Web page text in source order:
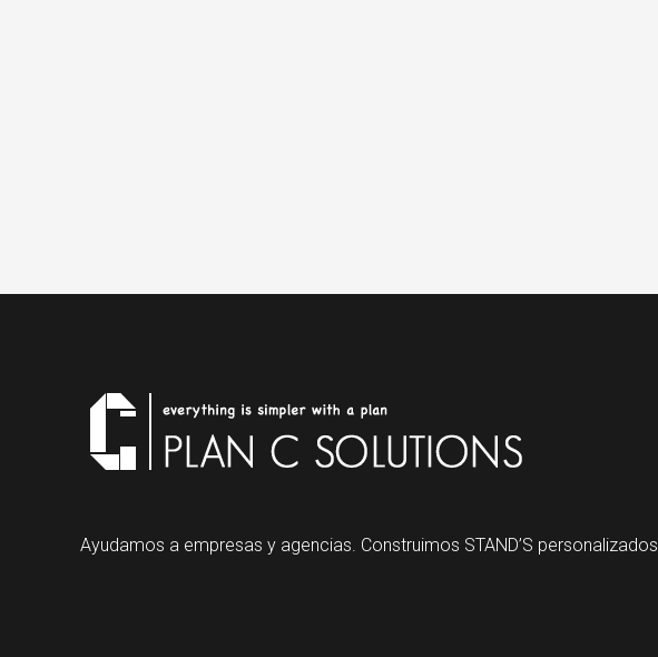
Ayudamos a empresas y agencias. Construimos STAND’S personalizados